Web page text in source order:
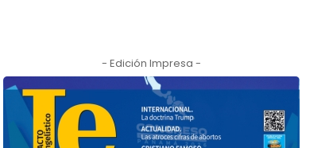
- Edición Impresa -